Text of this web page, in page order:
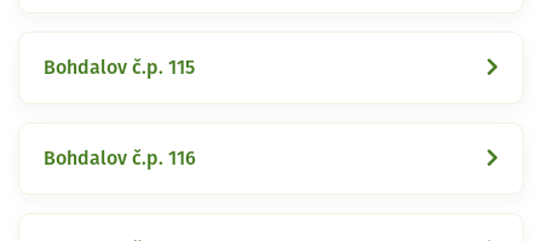
Bohdalov č.p. 115
Bohdalov č.p. 116